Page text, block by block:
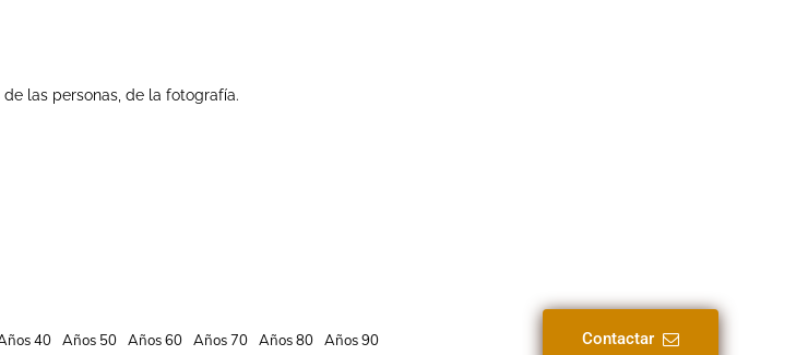
las personas, de la fotografía.
40 Años 50 Años 60 Años 70 Años 80 Años 90 Contactar